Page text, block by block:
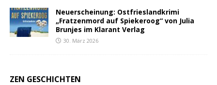
Neuerscheinung: Ostfrieslandkrimi
„Fratzenmord auf Spiekeroog“ von Julia
Brunjes im Klarant Verlag
30. März 2026
ZEN GESCHICHTEN